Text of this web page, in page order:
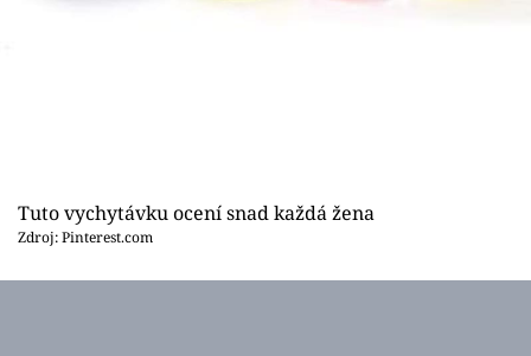
Tuto vychytávku ocení snad každá žena
Zdroj: Pinterest.com